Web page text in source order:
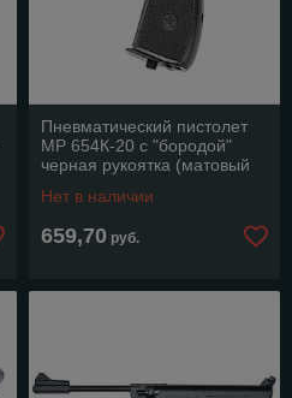
Пневматический пистолет
МР 654К-20 c "бородой"
черная рукоятка (матовый
Нет в наличии
659,70 руб.